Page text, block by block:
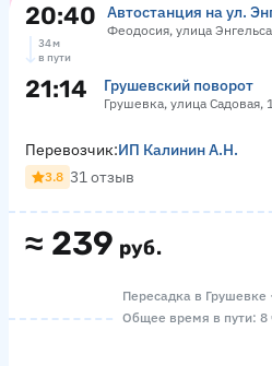
20:40 Автостанция на ул.
Феодосия, улица
34 м
в пути
21:14 Грушевский поворот
Грушевка, улица Садовая,
≈ 239 руб.
Перевозчик:ИП Калинин А.Н.
3.8 31 отзыв
Пересадка в Грушевке
Общее время в пути: 8